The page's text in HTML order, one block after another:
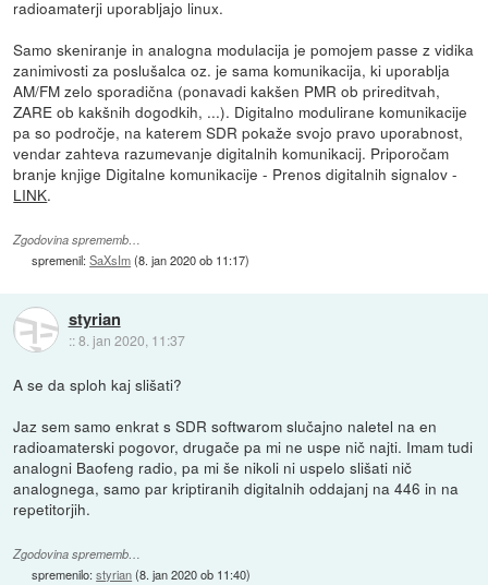
radioamaterji uporabljajo linux.
Samo skeniranje in analogna modulacija je pomojem passe z vidika
zanimivosti za poslušalca oz. je sama komunikacija, ki uporablja
AM/FM zelo sporadična (ponavadi kakšen PMR ob prireditvah,
ZARE ob kakšnih dogodkih, ...). Digitalno modulirane komunikacije
pa so področje, na katerem SDR pokaže svojo pravo uporabnost,
vendar zahteva razumevanje digitalnih komunikacij. Priporočam
branje knjige Digitalne komunikacije - Prenos digitalnih signalov -
LINK.
Zgodovina sprememb…
spremenil:SaXsIm(8. jan 2020 ob 11:17)
styrian
::8. jan 2020, 11:37
A se da sploh kaj slišati?
Jaz sem samo enkrat s SDR softwarom slučajno naletel na en
radioamaterski pogovor, drugače pa mi ne uspe nič najti. Imam tudi
analogni Baofeng radio, pa mi še nikoli ni uspelo slišati nič
analognega, samo par kriptiranih digitalnih oddajanj na 446 in na
repetitorjih.
Zgodovina sprememb…
spremenilo:styrian(8. jan 2020 ob 11:40)